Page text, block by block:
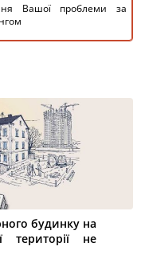
Вашої проблеми за
будинку на
території не